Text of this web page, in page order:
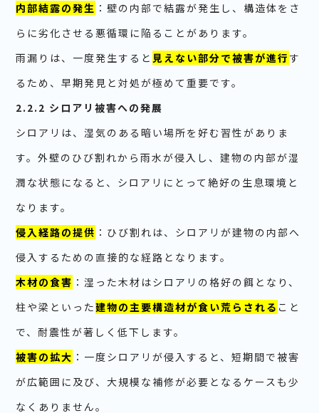
内部結露の発生 ：壁の内部で結露が発生し、構造体をさ
らに劣化させる悪循環に陥ることがあります。
雨漏りは、一度発生すると見えない部分で被害が進行す
るため、早期発見と対処が極めて重要です。
2.2.2 シロアリ被害への発展
シロアリは、湿気のある暗い場所を好む習性がありま
す。外壁のひび割れから雨水が侵入し、建物の内部が湿
潤な状態になると、シロアリにとって絶好の生息環境と
なります。
侵入経路の提供 ：ひび割れは、シロアリが建物の内部へ
侵入するための直接的な経路となります。
木材の食害 ：湿った木材はシロアリの格好の餌となり、
柱や梁といった建物の主要構造材が食い荒らされる こと
で、耐震性が著しく低下します。
被害の拡大 ：一度シロアリが侵入すると、短期間で被害
が広範囲に及び、大規模な補修が必要となるケースも少
なくありません。